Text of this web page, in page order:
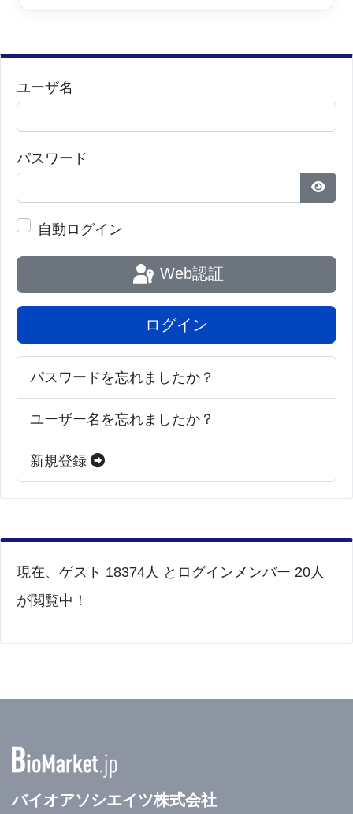
ユーザ名
パスワード
パス
自動ログイン
Web認証
ログイン
パスワードを忘れましたか？
ユーザー名を忘れましたか？
新規登録
現在、ゲスト 18374人 とログインメンバー 20人
が閲覧中！
バイオアソシエイツ株式会社